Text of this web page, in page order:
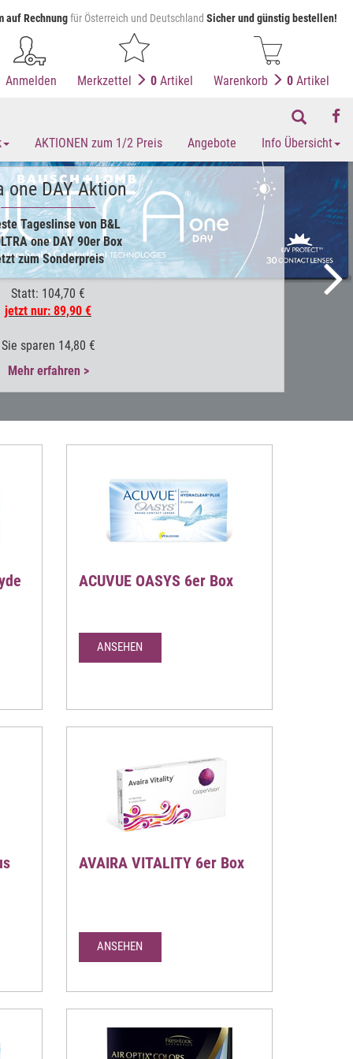
auf Rechnungfür Österreich und Deutschland Sicher und günstig bestellen!
Anmelden Merkzettel 0 Artikel Warenkorb 0 Artikel
AKTIONEN zum 1/2 Preis Angebote Info Übersicht
one DAY Aktion
Tageslinse von B&L
one DAY 90er Box
zum Sonderpreis
Statt: 104,70 €
jetzt nur: 89,90 €
Sie sparen 14,80 €
Mehr erfahren
ACUVUE OASYS 6er Box
ANSEHEN
AVAIRA VITALITY 6er Box
ANSEHEN